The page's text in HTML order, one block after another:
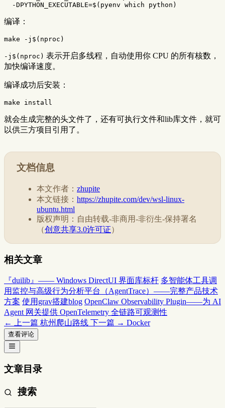
-DPYTHON_EXECUTABLE=$( pyenv which python )
编译：
make -j $( nproc )
-j$(nproc) 表示开启多线程，自动使用你 CPU 的所有核数，
加快编译速度。
编译成功后安装：
make install
就会生成完整的头文件了，还有可执行文件和lib库文件，就可
以供三方项目引用了。
文档信息
本文作者： zhupite
本文链接： https://zhupite.com/dev/wsl-linux-
ubuntu.html
版权声明：自由转载-非商用-非衍生-保持署名
（创意共享3.0许可证）
相关文章
『duilib』—— Windows DirectUI 界面库标杆 多智能体工具调
用监控与高级行为分析平台（AgentTrace）——完整产品技术
方案 使用grav搭建blog OpenClaw Observability Plugin——为 AI
Agent 网关提供 OpenTelemetry 全链路可观测性
← 上一篇 杭州爬山路线 下一篇 → Docker
查看评论
文章目录
搜索